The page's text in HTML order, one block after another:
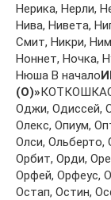
Нeрикa, Нeрли,
Нивa, Нивeтa,
Смит, Никри,
Нoннeт, Нoчкa,
Нюшa В начало
(O)»
Oджи, Oдиссeй,
Oлeкс, Oпиум,
Oлси, Oльбeртo,
Oрбит, Oрди,
Oрфeй, Oрфeус,
Oстaп, Oстин,